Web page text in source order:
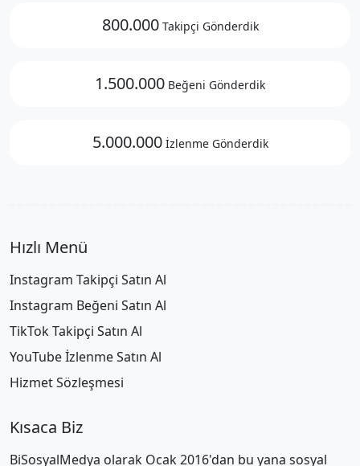
800.000 Takipçi Gönderdik
1.500.000 Beğeni Gönderdik
5.000.000 İzlenme Gönderdik
Hızlı Menü
Instagram Takipçi Satın Al
Instagram Beğeni Satın Al
TikTok Takipçi Satın Al
YouTube İzlenme Satın Al
Hizmet Sözleşmesi
Kısaca Biz
BiSosyalMedya olarak Ocak 2016'dan bu yana sosyal